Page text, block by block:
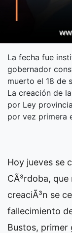
La fecha fue
gobernador
muerto el 18 de
La creación de
por Ley
por vez primera
Hoy jueves se
CÃ³rdoba,
creaciÃ³n se
fallecimiento
Bustos, primer